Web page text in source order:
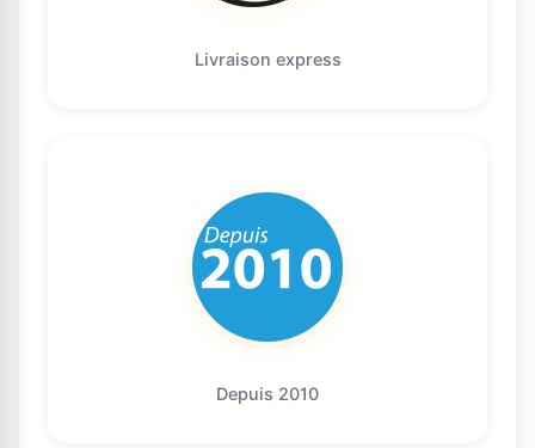
Livraison express
Depuis 2010